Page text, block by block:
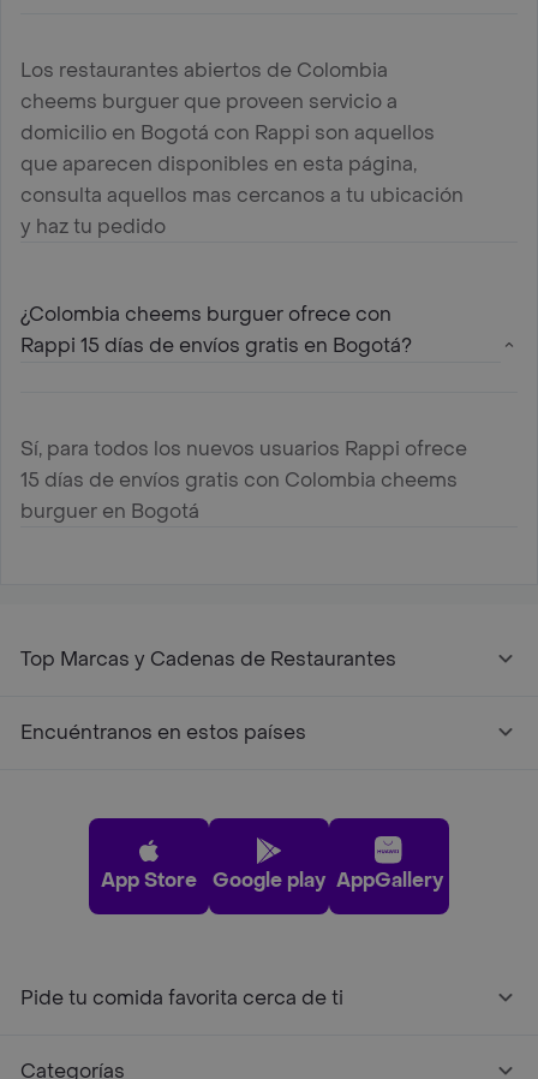
Los restaurantes abiertos de Colombia
cheems burguer que proveen servicio a
domicilio en Bogotá con Rappi son aquellos
que aparecen disponibles en esta página,
consulta aquellos mas cercanos a tu ubicación
y haz tu pedido
¿Colombia cheems burguer ofrece con
Rappi 15 días de envíos gratis en Bogotá?
Sí, para todos los nuevos usuarios Rappi ofrece
15 días de envíos gratis con Colombia cheems
burguer en Bogotá
Top Marcas y Cadenas de Restaurantes
Encuéntranos en estos países
App Store Google play AppGallery
Pide tu comida favorita cerca de ti
Categorías